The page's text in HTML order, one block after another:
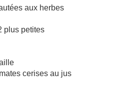
aux herbes
plus petites
cerises au jus